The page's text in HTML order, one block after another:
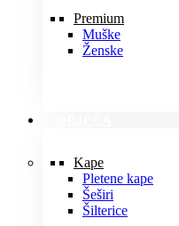
Premium
Muške
Ženske
Kape
Pletene kape
Šeširi
Šilterice